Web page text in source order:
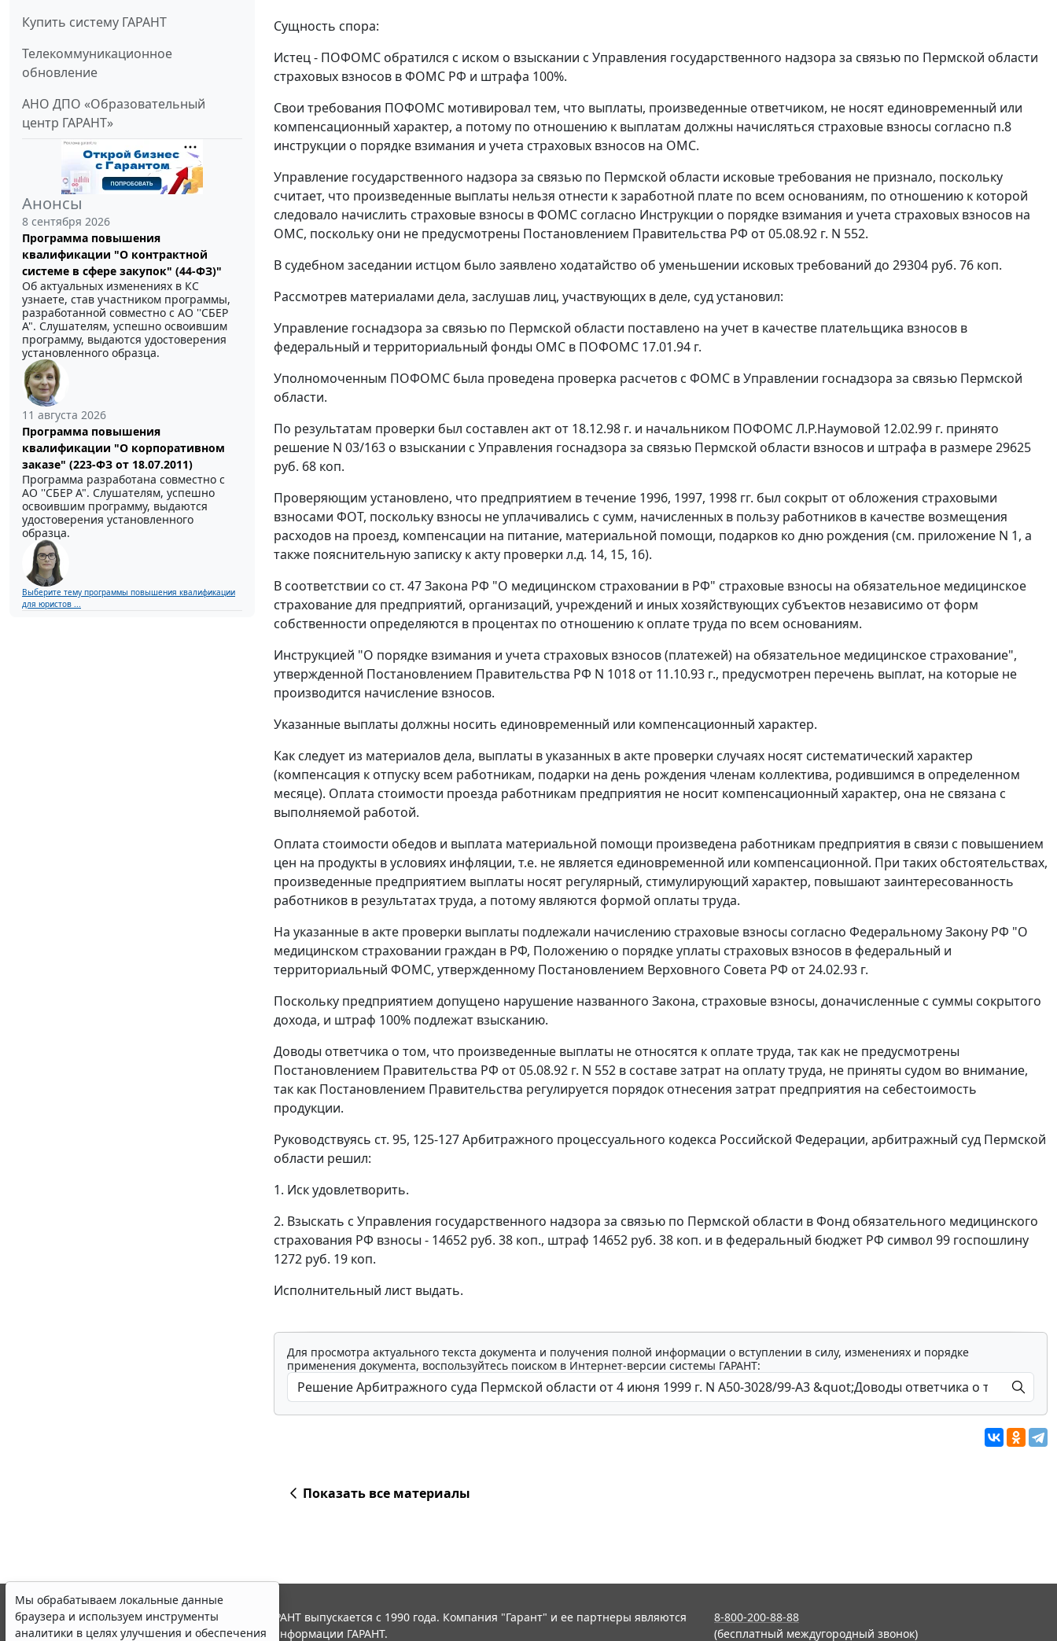
Купить систему ГАРАНТ
Телекоммуникационное
обновление
АНО ДПО «Образовательный
центр ГАРАНТ»
Анонсы
8 сентября 2026
Программа повышения
квалификации "О контрактной
системе в сфере закупок" (44-ФЗ)"
Об актуальных изменениях в КС
узнаете, став участником программы,
разработанной совместно с АО ''СБЕР
А". Слушателям, успешно освоившим
программу, выдаются удостоверения
установленного образца.
11 августа 2026
Программа повышения
квалификации "О корпоративном
заказе" (223-ФЗ от 18.07.2011)
Программа разработана совместно с
АО ''СБЕР А". Слушателям, успешно
освоившим программу, выдаются
удостоверения установленного
образца.
Выберите тему программы повышения квалификации
для юристов ...
Сущность спора:
Истец - ПОФОМС обратился с иском о взыскании с Управления государственного надзора за связью по Пермской области
страховых взносов в ФОМС РФ и штрафа 100%.
Свои требования ПОФОМС мотивировал тем, что выплаты, произведенные ответчиком, не носят единовременный или
компенсационный характер, а потому по отношению к выплатам должны начисляться страховые взносы согласно п.8
инструкции о порядке взимания и учета страховых взносов на ОМС.
Управление государственного надзора за связью по Пермской области исковые требования не признало, поскольку
считает, что произведенные выплаты нельзя отнести к заработной плате по всем основаниям, по отношению к которой
следовало начислить страховые взносы в ФОМС согласно Инструкции о порядке взимания и учета страховых взносов на
ОМС, поскольку они не предусмотрены Постановлением Правительства РФ от 05.08.92 г. N 552.
В судебном заседании истцом было заявлено ходатайство об уменьшении исковых требований до 29304 руб. 76 коп.
Рассмотрев материалами дела, заслушав лиц, участвующих в деле, суд установил:
Управление госнадзора за связью по Пермской области поставлено на учет в качестве плательщика взносов в
федеральный и территориальный фонды ОМС в ПОФОМС 17.01.94 г.
Уполномоченным ПОФОМС была проведена проверка расчетов с ФОМС в Управлении госнадзора за связью Пермской
области.
По результатам проверки был составлен акт от 18.12.98 г. и начальником ПОФОМС Л.Р.Наумовой 12.02.99 г. принято
решение N 03/163 о взыскании с Управления госнадзора за связью Пермской области взносов и штрафа в размере 29625
руб. 68 коп.
Проверяющим установлено, что предприятием в течение 1996, 1997, 1998 гг. был сокрыт от обложения страховыми
взносами ФОТ, поскольку взносы не уплачивались с сумм, начисленных в пользу работников в качестве возмещения
расходов на проезд, компенсации на питание, материальной помощи, подарков ко дню рождения (см. приложение N 1, а
также пояснительную записку к акту проверки л.д. 14, 15, 16).
В соответствии со ст. 47Закона РФ "О медицинском страховании в РФ" страховые взносы на обязательное медицинское
страхование для предприятий, организаций, учреждений и иных хозяйствующих субъектов независимо от форм
собственности определяются в процентах по отношению к оплате труда по всем основаниям.
Инструкцией "О порядке взимания и учета страховых взносов (платежей) на обязательное медицинское страхование",
утвержденной Постановлением Правительства РФ N 1018 от 11.10.93 г., предусмотрен перечень выплат, на которые не
производится начисление взносов.
Указанные выплаты должны носить единовременный или компенсационный характер.
Как следует из материалов дела, выплаты в указанных в акте проверки случаях носят систематический характер
(компенсация к отпуску всем работникам, подарки на день рождения членам коллектива, родившимся в определенном
месяце). Оплата стоимости проезда работникам предприятия не носит компенсационный характер, она не связана с
выполняемой работой.
Оплата стоимости обедов и выплата материальной помощи произведена работникам предприятия в связи с повышением
цен на продукты в условиях инфляции, т.е. не является единовременной или компенсационной. При таких обстоятельствах,
произведенные предприятием выплаты носят регулярный, стимулирующий характер, повышают заинтересованность
работников в результатах труда, а потому являются формой оплаты труда.
На указанные в акте проверки выплаты подлежали начислению страховые взносы согласно ФедеральномуЗакону РФ "О
медицинском страховании граждан в РФ, Положению о порядке уплаты страховых взносов в федеральный и
территориальный ФОМС, утвержденному Постановлением Верховного Совета РФ от 24.02.93 г.
Поскольку предприятием допущено нарушение названного Закона, страховые взносы, доначисленные с суммы сокрытого
дохода, и штраф 100% подлежат взысканию.
Доводы ответчика о том, что произведенные выплаты не относятся к оплате труда, так как не предусмотрены
Постановлением Правительства РФ от 05.08.92 г. N 552 в составе затрат на оплату труда, не приняты судом во внимание,
так как Постановлением Правительства регулируется порядок отнесения затрат предприятия на себестоимость
продукции.
Руководствуясь ст. 95, 125-127Арбитражного процессуального кодекса Российской Федерации, арбитражный суд Пермской
области решил:
1. Иск удовлетворить.
2. Взыскать с Управления государственного надзора за связью по Пермской области в Фонд обязательного медицинского
страхования РФ взносы - 14652 руб. 38 коп., штраф 14652 руб. 38 коп. и в федеральный бюджет РФ символ 99 госпошлину
1272 руб. 19 коп.
Исполнительный лист выдать.
Для просмотра актуального текста документа и получения полной информации о вступлении в силу, изменениях и порядке
применения документа, воспользуйтесь поиском в Интернет-версии системы ГАРАНТ:
Показать все материалы
Мы обрабатываем локальные данные
браузера и используем инструменты
аналитики в целях улучшения и обеспечения
© ООО "НПП "ГАРАНТ-СЕРВИС", 2026. Система ГАРАНТ выпускается с 1990 года. Компания "Гарант" и ее партнеры являются
участниками Российской ассоциации правовой информации ГАРАНТ.
8-800-200-88-88
(бесплатный междугородный звонок)